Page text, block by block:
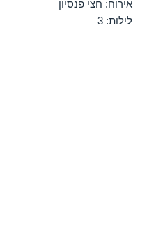
אירוח: חצי פנסיון
לילות: 3